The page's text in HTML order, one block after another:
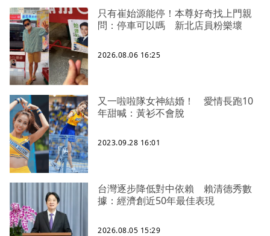
只有崔始源能停！本尊好奇找上門親
問：停車可以嗎 新北店員粉樂壞
2026.08.06 16:25
又一啦啦隊女神結婚！ 愛情長跑10
年甜喊：黃衫不會脫
2023.09.28 16:01
台灣逐步降低對中依賴 賴清德秀數
據：經濟創近50年最佳表現
2026.08.05 15:29